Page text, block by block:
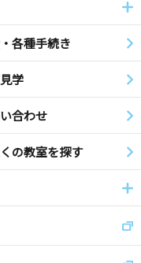
各種手続き
学
合わせ
の教室を探す